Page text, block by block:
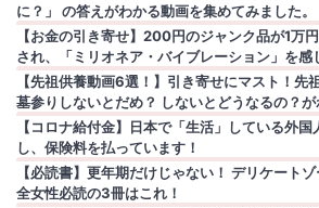
に？」 の答えがわかる動画を集めてみました。
【お金の引き寄せ】200円のジャンク品が1万
され、「ミリオネア・バイブレーション」を感
【先祖供養動画6選！】引き寄せにマスト！先
墓参りしないとだめ？ しないとどうなるの？が
【コロナ給付金】日本で「生活」している外
し、保険料を払っています！
【必読書】更年期だけじゃない！ デリケート
全女性必読の3冊はこれ！